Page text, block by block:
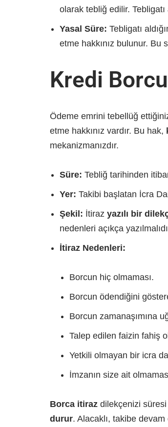
olarak tebliğ edilir. Tebligatı
Yasal Süre: Tebligatı
etme hakkınız bulunur. Bu
Kredi
Ödeme emrini tebellüğ
etme hakkınız vardır. Bu hak,
mekanizmanızdır.
Süre: Tebliğ tarihinden
Yer: Takibi başlatan İcra
Şekil: İtiraz yazılı bir
nedenleri açıkça
İtiraz Nedenleri:
Borcun hiç olmaması.
Borcun ödendiğini
Borcun zamanaşımına
Talep edilen faizin fahiş
Yetkili olmayan bir icra
İmzanın size ait
Borca itiraz dilekçenizi
durur. Alacaklı, takibe